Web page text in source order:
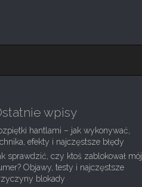
wpisy
hantlami – jak wykonywać,
efekty i najczęstsze błędy
sprawdzić, czy ktoś zablokował mój
Objawy, testy i najczęstsze
blokady